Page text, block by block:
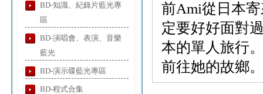
BD-知識、紀錄片藍光專
區
BD-演唱會、表演、音樂
藍光
BD-演示碟藍光專區
BD-程式合集
前Ami從日本
定要好好面對
本的單人旅行
前往她的故鄉